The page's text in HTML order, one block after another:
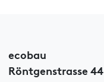
ecobau
Röntgenstrasse 44